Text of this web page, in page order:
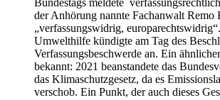
der Anhörung nannte Fachanwalt
„verfassungswidrig,
Umwelthilfe kündigte am Tag des
Verfassungsbeschwerde an. Ein
bekannt: 2021 beanstandete das
das Klimaschutzgesetz, da es
verschob. Ein Punkt, der auch dieses